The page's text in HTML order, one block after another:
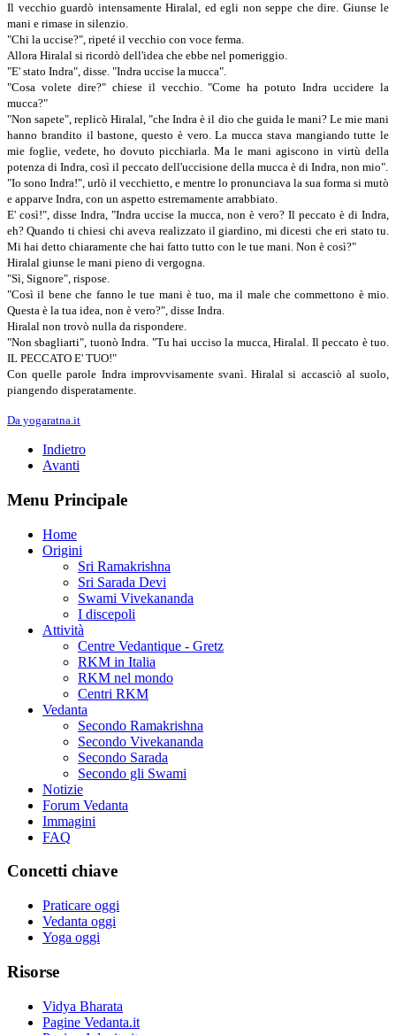
Il vecchio guardò intensamente Hiralal, ed egli non seppe che dire. Giunse le
mani e rimase in silenzio.
"Chi la uccise?", ripeté il vecchio con voce ferma.
Allora Hiralal si ricordò dell'idea che ebbe nel pomeriggio.
"E' stato Indra", disse. "Indra uccise la mucca".
"Cosa volete dire?" chiese il vecchio. "Come ha potuto Indra uccidere la
mucca?"
"Non sapete", replicò Hiralal, "che Indra è il dio che guida le mani? Le mie mani
hanno brandito il bastone, questo è vero. La mucca stava mangiando tutte le
mie foglie, vedete, ho dovuto picchiarla. Ma le mani agiscono in virtù della
potenza di Indra, così il peccato dell'uccisione della mucca è di Indra, non mio".
"Io sono Indra!", urlò il vecchietto, e mentre lo pronunciava la sua forma si mutò
e apparve Indra, con un aspetto estremamente arrabbiato.
E' così!", disse Indra, "Indra uccise la mucca, non è vero? Il peccato è di Indra,
eh? Quando ti chiesi chi aveva realizzato il giardino, mi dicesti che eri stato tu.
Mi hai detto chiaramente che hai fatto tutto con le tue mani. Non è così?"
Hiralal giunse le mani pieno di vergogna.
"Sì, Signore", rispose.
"Così il bene che fanno le tue mani è tuo, ma il male che commettono è mio.
Questa è la tua idea, non è vero?", disse Indra.
Hiralal non trovò nulla da rispondere.
"Non sbagliarti", tuonò Indra. "Tu hai ucciso la mucca, Hiralal. Il peccato è tuo.
IL PECCATO E' TUO!"
Con quelle parole Indra improvvisamente svanì. Hiralal si accasciò al suolo,
piangendo disperatamente.
Da yogaratna.it
Indietro
Avanti
Menu Principale
Home
Origini
Sri Ramakrishna
Sri Sarada Devi
Swami Vivekananda
I discepoli
Attività
Centre Vedantique - Gretz
RKM in Italia
RKM nel mondo
Centri RKM
Vedanta
Secondo Ramakrishna
Secondo Vivekananda
Secondo Sarada
Secondo gli Swami
Notizie
Forum Vedanta
Immagini
FAQ
Concetti chiave
Praticare oggi
Vedanta oggi
Yoga oggi
Risorse
Vidya Bharata
Pagine Vedanta.it